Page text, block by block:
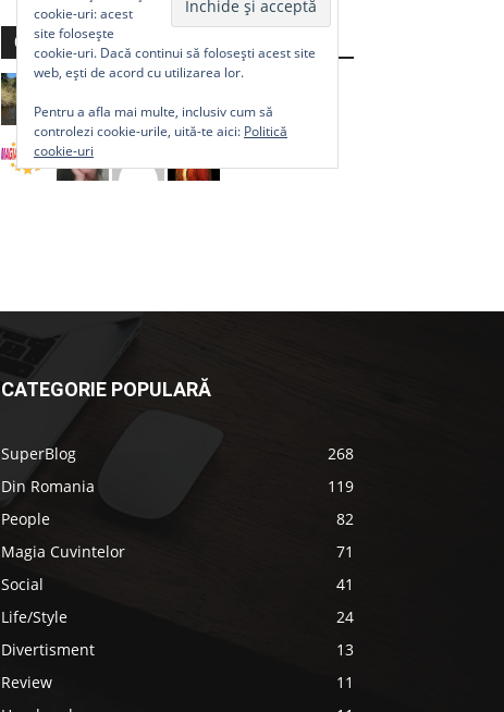
Comunitate
cookie-uri: acest
site folosește
cookie-uri. Dacă continui să folosești acest site
web, ești de acord cu utilizarea lor.
Pentru a afla mai multe, inclusiv cum să
controlezi cookie-urile, uită-te aici: Politică
cookie-uri
CATEGORIE POPULARĂ
SuperBlog
268
Din Romania
119
People
82
Magia Cuvintelor
71
Social
41
Life/Style
24
Divertisment
13
Review
11